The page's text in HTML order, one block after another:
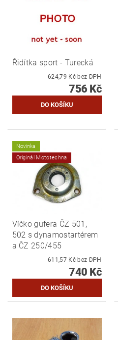
Řidítka sport - Turecká
624,79 Kč bez DPH
756 Kč
Novinka
Originál Mototechna
Víčko gufera ČZ 501,
502 s dynamostartérem
a ČZ 250/455
611,57 Kč bez DPH
740 Kč